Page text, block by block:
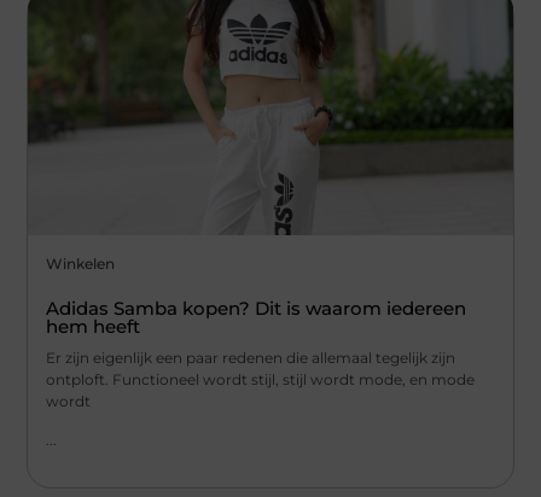
Winkelen
Adidas Samba kopen? Dit is waarom iedereen
hem heeft
Er zijn eigenlijk een paar redenen die allemaal tegelijk zijn
ontploft. Functioneel wordt stijl, stijl wordt mode, en mode
wordt
...